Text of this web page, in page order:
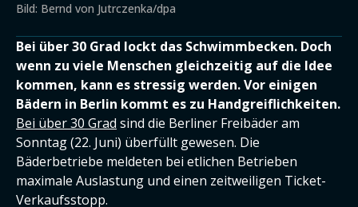
Bild: Bernd von Jutrczenka/dpa
Bei über 30 Grad lockt das Schwimmbecken. Doch
wenn zu viele Menschen gleichzeitig auf die Idee
kommen, kann es stressig werden. Vor einigen
Bädern in Berlin kommt es zu Handgreiflichkeiten.
Bei über 30 Grad sind die Berliner Freibäder am
Sonntag (22. Juni) überfüllt gewesen. Die
Bäderbetriebe meldeten bei etlichen Betrieben
maximale Auslastung und einen zeitweiligen Ticket-
Verkaufsstopp.